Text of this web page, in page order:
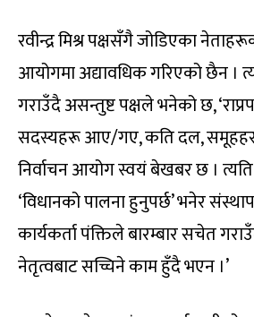
रवीन्द्र मिश्र पक्षसँगै जोडिएका
आयोगमा अद्यावधिक गरिएको छैन ।
गराउँदै असन्तुष्ट पक्षले भनेको छ,
सदस्यहरू आए/गए, कति दल,
निर्वाचन आयोग स्वयं बेखबर छ । त्यति
‘विधानको पालना हुनुपर्छ’ भनेर
कार्यकर्ता पंक्तिले बारम्बार सचेत
नेतृत्वबाट सच्चिने काम हुँदै भएन ।’